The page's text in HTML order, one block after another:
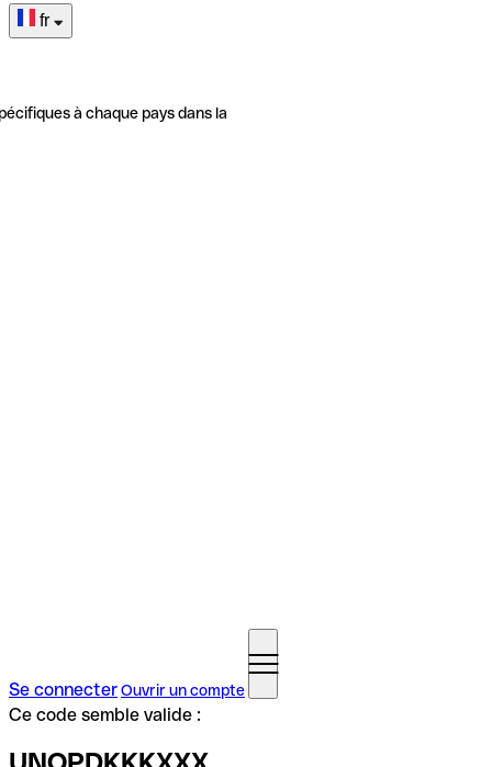
fr
à chaque pays dans la
Se connecterOuvrir un compte
Ce code semble valide :